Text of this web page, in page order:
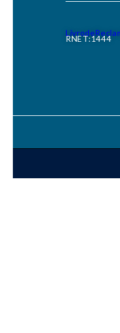
Livro de
RNET:1444